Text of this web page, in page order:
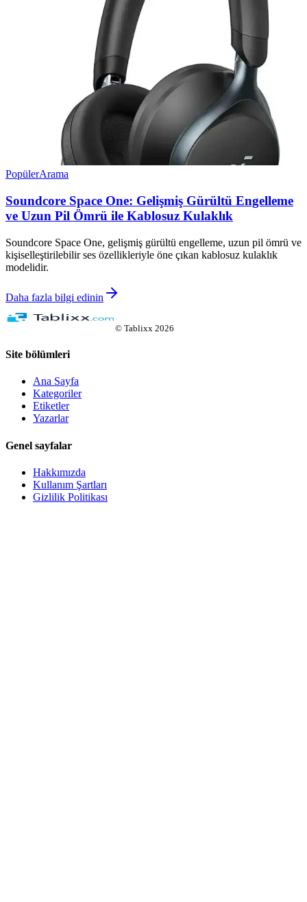
PopülerArama
Soundcore Space One: Gelişmiş Gürültü Engelleme
ve Uzun Pil Ömrü ile Kablosuz Kulaklık
Soundcore Space One, gelişmiş gürültü engelleme, uzun pil ömrü ve
kişiselleştirilebilir ses özellikleriyle öne çıkan kablosuz kulaklık
modelidir.
Daha fazla bilgi edinin
© Tablixx 2026
Site bölümleri
Ana Sayfa
Kategoriler
Etiketler
Yazarlar
Genel sayfalar
Hakkımızda
Kullanım Şartları
Gizlilik Politikası